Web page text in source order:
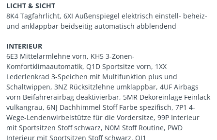
LICHT & SICHT
8K4 Tagfahrlicht, 6XI Außenspiegel elektrisch einstell- beheiz-
und anklappbar beidseitig automatisch abblendend
INTERIEUR
6E3 Mittelarmlehne vorn, KH5 3-Zonen-
Komfortklimaautomatik, Q1D Sportsitze vorn, 1XX
Lederlenkrad 3-Speichen mit Multifunktion plus und
Schaltwippen, 3NZ Rücksitzlehne umklappbar, 4UF Airbags
vorn Beifahrerairbag deaktivierbar, 5MR Dekoreinlage Feinlack
vulkangrau, 6NJ Dachhimmel Stoff Farbe spezifisch, 7P1 4-
Wege-Lendenwirbelstütze für die Vordersitze, 99P Interieur
mit Sportsitzen Stoff schwarz, N0M Stoff Routine, PWD
Interieur mit Sportsitzen Stoff schwarz, QJ1